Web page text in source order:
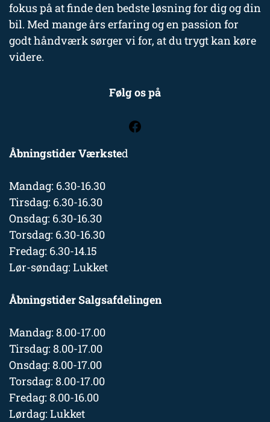
fokus på at finde den bedste løsning for dig og din
bil. Med mange års erfaring og en passion for
godt håndværk sørger vi for, at du trygt kan køre
videre.
Følg os på
Åbningstider Værksted
Mandag: 6.30-16.30
Tirsdag: 6.30-16.30
Onsdag: 6.30-16.30
Torsdag: 6.30-16.30
Fredag: 6.30-14.15
Lør-søndag: Lukket
Åbningstider Salgsafdelingen
Mandag: 8.00-17.00
Tirsdag: 8.00-17.00
Onsdag: 8.00-17.00
Torsdag: 8.00-17.00
Fredag: 8.00-16.00
Lørdag: Lukket